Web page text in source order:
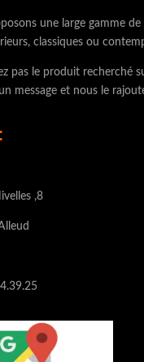
une large gamme de
classiques ou
pas le produit recherché
message et nous le
,8